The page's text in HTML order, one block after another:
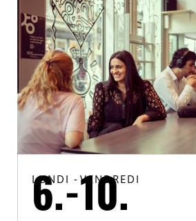
LUNDI - VENDREDI
6.-10.